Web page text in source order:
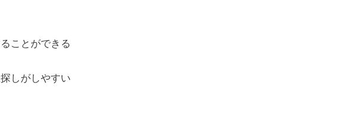
ことができる
しがしやすい